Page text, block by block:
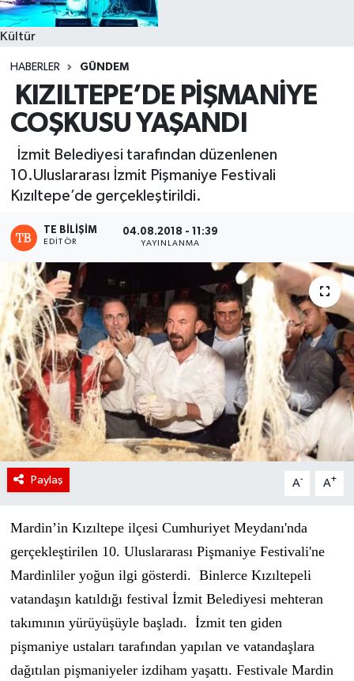
Kültür
HABERLER GÜNDEM
KIZILTEPE’DE PİŞMANİYE
COŞKUSU YAŞANDI
İzmit Belediyesi tarafından düzenlenen
10.Uluslararası İzmit Pişmaniye Festivali
Kızıltepe’de gerçekleştirildi.
TE BILIŞIM
EDITÖR
04.08.2018 - 11:39
YAYINLANMA
Paylaş A- A+
Mardin’in Kızıltepe ilçesi Cumhuriyet Meydanı'nda
gerçekleştirilen 10. Uluslararası Pişmaniye Festivali'ne
Mardinliler yoğun ilgi gösterdi. Binlerce Kızıltepeli
vatandaşın katıldığı festival İzmit Belediyesi mehteran
takımının yürüyüşüyle başladı. İzmit ten giden
pişmaniye ustaları tarafından yapılan ve vatandaşlara
dağıtılan pişmaniyeler izdiham yaşattı. Festivale Mardin